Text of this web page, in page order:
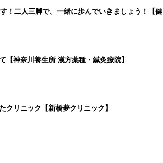
！二人三脚で、一緒に歩んでいきましょう！【健
神奈川養生所 漢方薬種・鍼灸療院】
クリニック【新橋夢クリニック】